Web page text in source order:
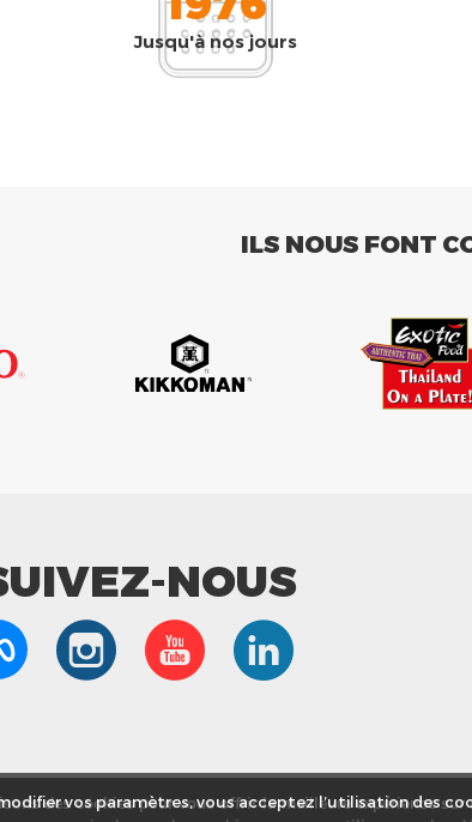
Jusqu'à nos jours
ILS NOUS FONT
NOUS
vos paramètres, vous acceptez l’utilisation des
des cookies pour vous offrir la meilleure expérience sur